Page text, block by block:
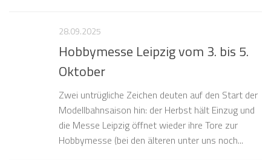
28.09.2025
Hobbymesse Leipzig vom 3. bis 5.
Oktober
Zwei untrügliche Zeichen deuten auf den Start der
Modellbahnsaison hin: der Herbst hält Einzug und
die Messe Leipzig öffnet wieder ihre Tore zur
Hobbymesse (bei den älteren unter uns noch...